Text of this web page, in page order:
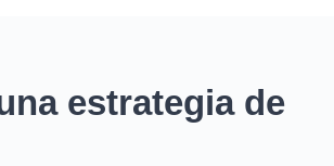
estrategia de